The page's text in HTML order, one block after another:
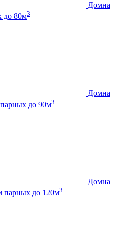
Домна
до 80м3
Домна
до 90м3
Домна
парных до 120м3